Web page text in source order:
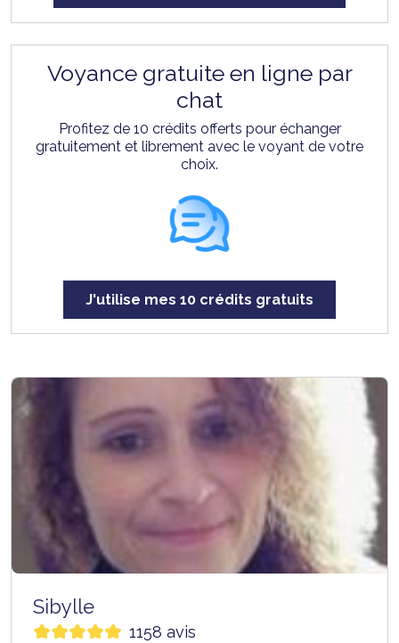
Voyance gratuite en ligne par
chat
Profitez de 10 crédits offerts pour échanger
gratuitement et librement avec le voyant de votre
choix.
J'utilise mes 10 crédits gratuits
Sibylle
1158 avis